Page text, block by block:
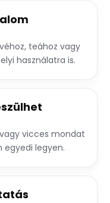
teához vagy
használatra is.
vicces mondat
egyedi legyen.